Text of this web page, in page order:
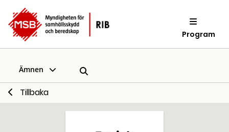
Program
Ämnen
Tillbaka